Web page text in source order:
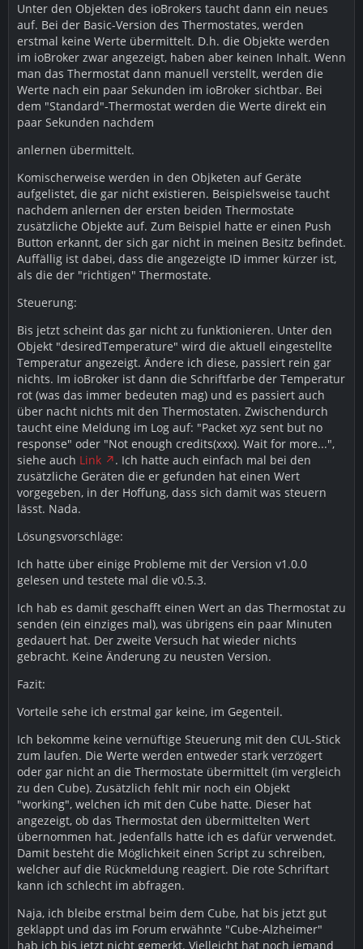
Unter den Objekten des ioBrokers taucht dann ein neues
auf. Bei der Basic-Version des Thermostates, werden
erstmal keine Werte übermittelt. D.h. die Objekte werden
im ioBroker zwar angezeigt, haben aber keinen Inhalt. Wenn
man das Thermostat dann manuell verstellt, werden die
Werte nach ein paar Sekunden im ioBroker sichtbar. Bei
dem "Standard"-Thermostat werden die Werte direkt ein
paar Sekunden nachdem
anlernen übermittelt.
Komischerweise werden in den Objketen auf Geräte
aufgelistet, die gar nicht existieren. Beispielsweise taucht
nachdem anlernen der ersten beiden Thermostate
zusätzliche Objekte auf. Zum Beispiel hatte er einen Push
Button erkannt, der sich gar nicht in meinen Besitz befindet.
Auffällig ist dabei, dass die angezeigte ID immer kürzer ist,
als die der "richtigen" Thermostate.
Steuerung:
Bis jetzt scheint das gar nicht zu funktionieren. Unter den
Objekt "desiredTemperature" wird die aktuell eingestellte
Temperatur angezeigt. Ändere ich diese, passiert rein gar
nichts. Im ioBroker ist dann die Schriftfarbe der Temperatur
rot (was das immer bedeuten mag) und es passiert auch
über nacht nichts mit den Thermostaten. Zwischendurch
taucht eine Meldung im Log auf: "Packet xyz sent but no
response" oder "Not enough credits(xxx). Wait for more...",
siehe auch Link
. Ich hatte auch einfach mal bei den
zusätzliche Geräten die er gefunden hat einen Wert
vorgegeben, in der Hoffung, dass sich damit was steuern
lässt. Nada.
Lösungsvorschläge:
Ich hatte über einige Probleme mit der Version v1.0.0
gelesen und testete mal die v0.5.3.
Ich hab es damit geschafft einen Wert an das Thermostat zu
senden (ein einziges mal), was übrigens ein paar Minuten
gedauert hat. Der zweite Versuch hat wieder nichts
gebracht. Keine Änderung zu neusten Version.
Fazit:
Vorteile sehe ich erstmal gar keine, im Gegenteil.
Ich bekomme keine vernüftige Steuerung mit den CUL-Stick
zum laufen. Die Werte werden entweder stark verzögert
oder gar nicht an die Thermostate übermittelt (im vergleich
zu den Cube). Zusätzlich fehlt mir noch ein Objekt
"working", welchen ich mit den Cube hatte. Dieser hat
angezeigt, ob das Thermostat den übermittelten Wert
übernommen hat. Jedenfalls hatte ich es dafür verwendet.
Damit besteht die Möglichkeit einen Script zu schreiben,
welcher auf die Rückmeldung reagiert. Die rote Schriftart
kann ich schlecht im abfragen.
Naja, ich bleibe erstmal beim dem Cube, hat bis jetzt gut
geklappt und das im Forum erwähnte "Cube-Alzheimer"
hab ich bis jetzt nicht gemerkt. Vielleicht hat noch jemand